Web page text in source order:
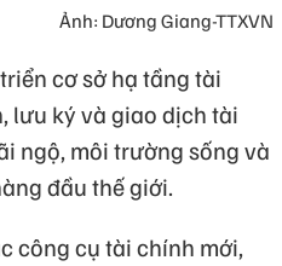
Ảnh: Dương Giang-TTXVN
cơ sở hạ tầng tài
lưu ký và giao dịch tài
ngộ, môi trường sống và
đầu thế giới.
công cụ tài chính mới,